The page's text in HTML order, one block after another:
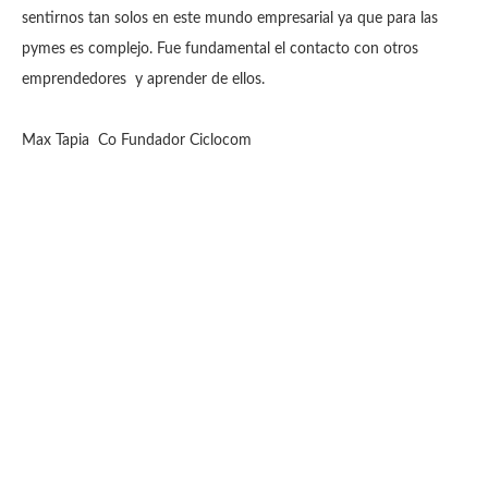
sentirnos tan solos en este mundo empresarial ya que para las
pymes es complejo. Fue fundamental el contacto con otros
emprendedores y aprender de ellos.
Max Tapia Co Fundador Ciclocom